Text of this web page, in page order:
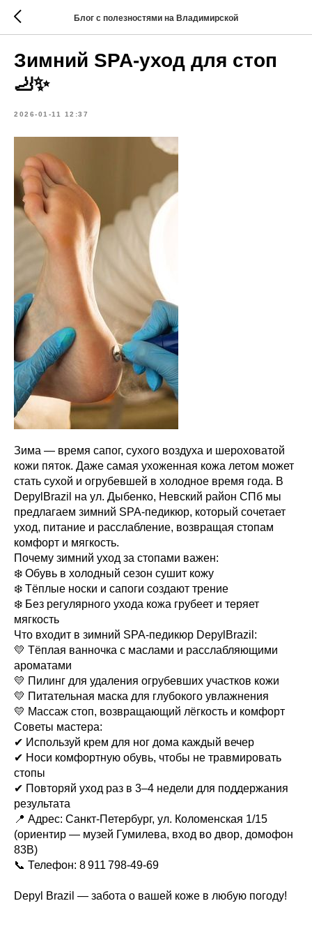
Блог с полезностями на Владимирской
Зимний SPA-уход для стоп
🦶✨
2026-01-11 12:37
Зима — время сапог, сухого воздуха и шероховатой
кожи пяток. Даже самая ухоженная кожа летом может
стать сухой и огрубевшей в холодное время года. В
DepylBrazil на ул. Дыбенко, Невский район СПб мы
предлагаем зимний SPA-педикюр, который сочетает
уход, питание и расслабление, возвращая стопам
комфорт и мягкость.
Почему зимний уход за стопами важен:
❄️ Обувь в холодный сезон сушит кожу
❄️ Тёплые носки и сапоги создают трение
❄️ Без регулярного ухода кожа грубеет и теряет
мягкость
Что входит в зимний SPA-педикюр DepylBrazil:
💛 Тёплая ванночка с маслами и расслабляющими
ароматами
💛 Пилинг для удаления огрубевших участков кожи
💛 Питательная маска для глубокого увлажнения
💛 Массаж стоп, возвращающий лёгкость и комфорт
Советы мастера:
✔ Используй крем для ног дома каждый вечер
✔ Носи комфортную обувь, чтобы не травмировать
стопы
✔ Повторяй уход раз в 3–4 недели для поддержания
результата
📍 Адрес: Санкт-Петербург, ул. Коломенская 1/15
(ориентир — музей Гумилева, вход во двор, домофон
83В)
📞 Телефон: 8 911 798‑49‑69
Depyl Brazil — забота о вашей коже в любую погоду!